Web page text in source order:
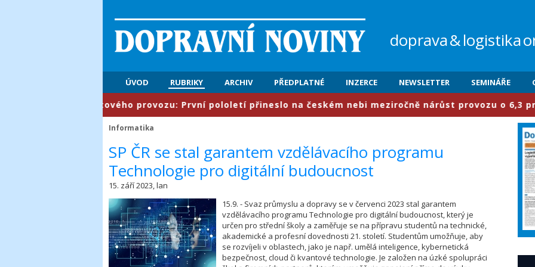
doprava&logistika
ÚVOD RUBRIKY ARCHIV PŘEDPLATNÉ INZERCE NEWSLETTER SEMINÁŘE
​Řízení letového provozu: První pololetí přineslo na českém nebi meziročně nárůst provozu o 6,3
Informatika
​SP ČR se stal garantem vzdělávacího programu
Technologie pro digitální budoucnost
15. září 2023, lan
15.9. - Svaz průmyslu a dopravy se v červenci 2023 stal garantem
vzdělávacího programu Technologie pro digitální budoucnost, který je
určen pro střední školy a zaměřuje se na přípravu studentů na technické,
akademické a profesní dovednosti 21. století. Studentům umožňuje, aby
se rozvíjeli v oblastech, jako je např. umělá inteligence, kybernetická
bezpečnost, cloud či kvantové technologie. Je založen na úzké spolupráci